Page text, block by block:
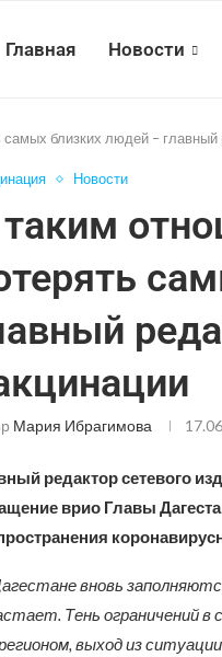
Главная Новости
близких людей – главный
Новости
Мария Ибрагимова
редактор сетевого
врио Главы
вновь
Тень ограничений в
выход из